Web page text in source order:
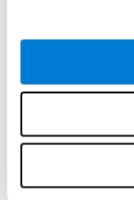
Perception
nous
perception
notre
lettres ou